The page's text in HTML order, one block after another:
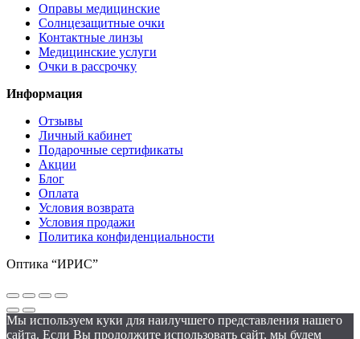
Оправы медицинские
Солнцезащитные очки
Контактные линзы
Медицинские услуги
Очки в рассрочку
Информация
Отзывы
Личный кабинет
Подарочные сертификаты
Акции
Блог
Оплата
Условия возврата
Условия продажи
Политика конфиденциальности
Оптика “ИРИС”
Мы используем куки для наилучшего представления нашего
сайта. Если Вы продолжите использовать сайт, мы будем